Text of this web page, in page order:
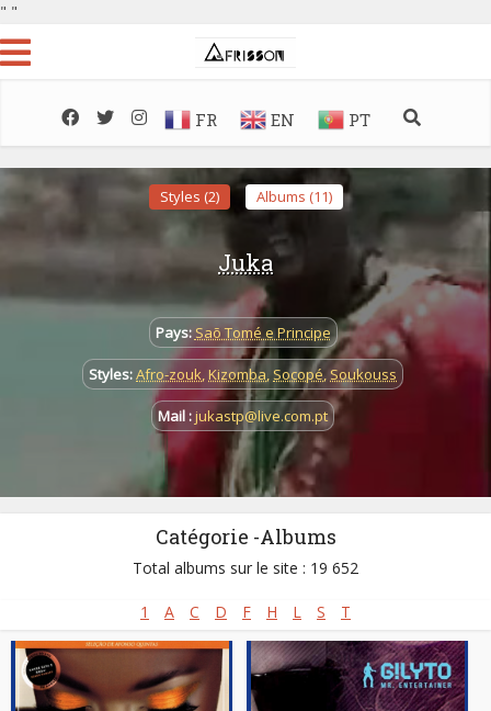
" "
FR EN PT
Styles (2) Albums (11)
Juka
Pays: Saõ Tomé e Principe
Styles:Afro-zouk,Kizomba, Socopé,Soukouss
Mail :jukastp@live.com.pt
Catégorie -Albums
Total albums sur le site : 19 652
1 A C D F H L S T